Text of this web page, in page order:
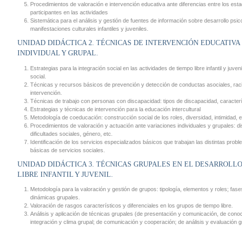
Procedimientos de valoración e intervención educativa ante diferencias entre los
participantes en las actividades
Sistemática para el análisis y gestión de fuentes de información sobre desarrollo
manifestaciones culturales infantiles y juveniles.
UNIDAD DIDÁCTICA 2. TÉCNICAS DE INTERVENCIÓN
INDIVIDUAL Y GRUPAL.
Estrategias para la integración social en las actividades de tiempo libre infantil y
social.
Técnicas y recursos básicos de prevención y detección de conductas asociales,
intervención.
Técnicas de trabajo con personas con discapacidad: tipos de discapacidad,
Estrategias y técnicas de intervención para la educación intercultural
Metodología de coeducación: construcción social de los roles, diversidad, intimidad,
Procedimientos de valoración y actuación ante variaciones individuales y grupales:
dificultades sociales, género, etc.
Identificación de los servicios especializados básicos que trabajan las distintas
básicas de servicios sociales.
UNIDAD DIDÁCTICA 3. TÉCNICAS GRUPALES EN EL
LIBRE INFANTIL Y JUVENIL.
Metodología para la valoración y gestión de grupos: tipología, elementos y roles;
dinámicas grupales.
Valoración de rasgos característicos y diferenciales en los grupos de tiempo libre.
Análisis y aplicación de técnicas grupales (de presentación y comunicación, de
integración y clima grupal; de comunicación y cooperación; de análisis y evaluación